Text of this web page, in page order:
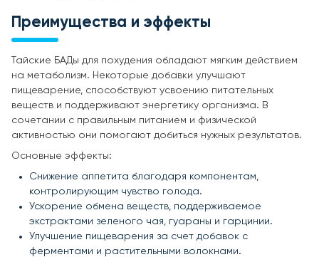
Преимущества и эффекты
Тайские БАДы для похудения обладают мягким действием
на метаболизм. Некоторые добавки улучшают
пищеварение, способствуют усвоению питательных
веществ и поддерживают энергетику организма. В
сочетании с правильным питанием и физической
активностью они помогают добиться нужных результатов.
Основные эффекты:
Снижение аппетита благодаря компонентам,
контролирующим чувство голода.
Ускорение обмена веществ, поддерживаемое
экстрактами зеленого чая, гуараны и гарцинии.
Улучшение пищеварения за счет добавок с
ферментами и растительными волокнами.